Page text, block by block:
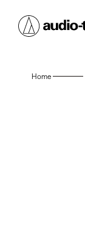
Home